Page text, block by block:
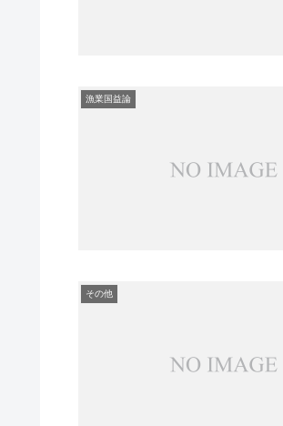
漁業国益論
その他